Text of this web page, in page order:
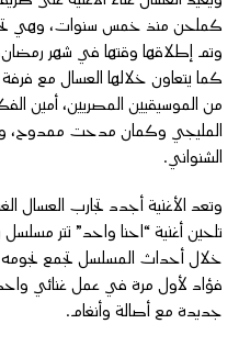
كملحن منذ خمس سنوات، وهي تحمل
وتم إطلاقها وقتها في شهر
كما يتعاون خلالها العسال مع
من الموسيقيين المصريين، أمين
المليجي وكمان مدحت ممدوح،
الشنواني.
وتعد الأغنية أجدد تجارب العسال
تلحين أغنية “احنا واحد” تتر مسلسل
خلال أحداث المسلسل تجمع
فؤاد لأول مرة في عمل غنائي
جديدة مع أصالة وأنغام.